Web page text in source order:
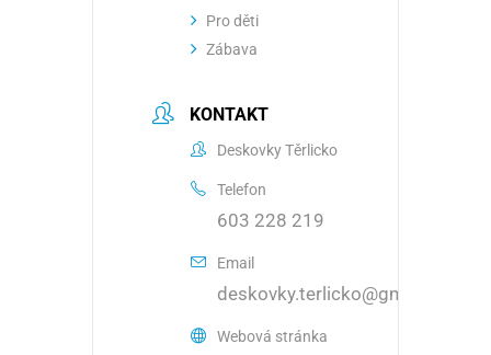
Pro děti
Zábava
KONTAKT
Deskovky Těrlicko
Telefon
603 228 219
Email
deskovky.terlicko@gmail.com
Webová stránka